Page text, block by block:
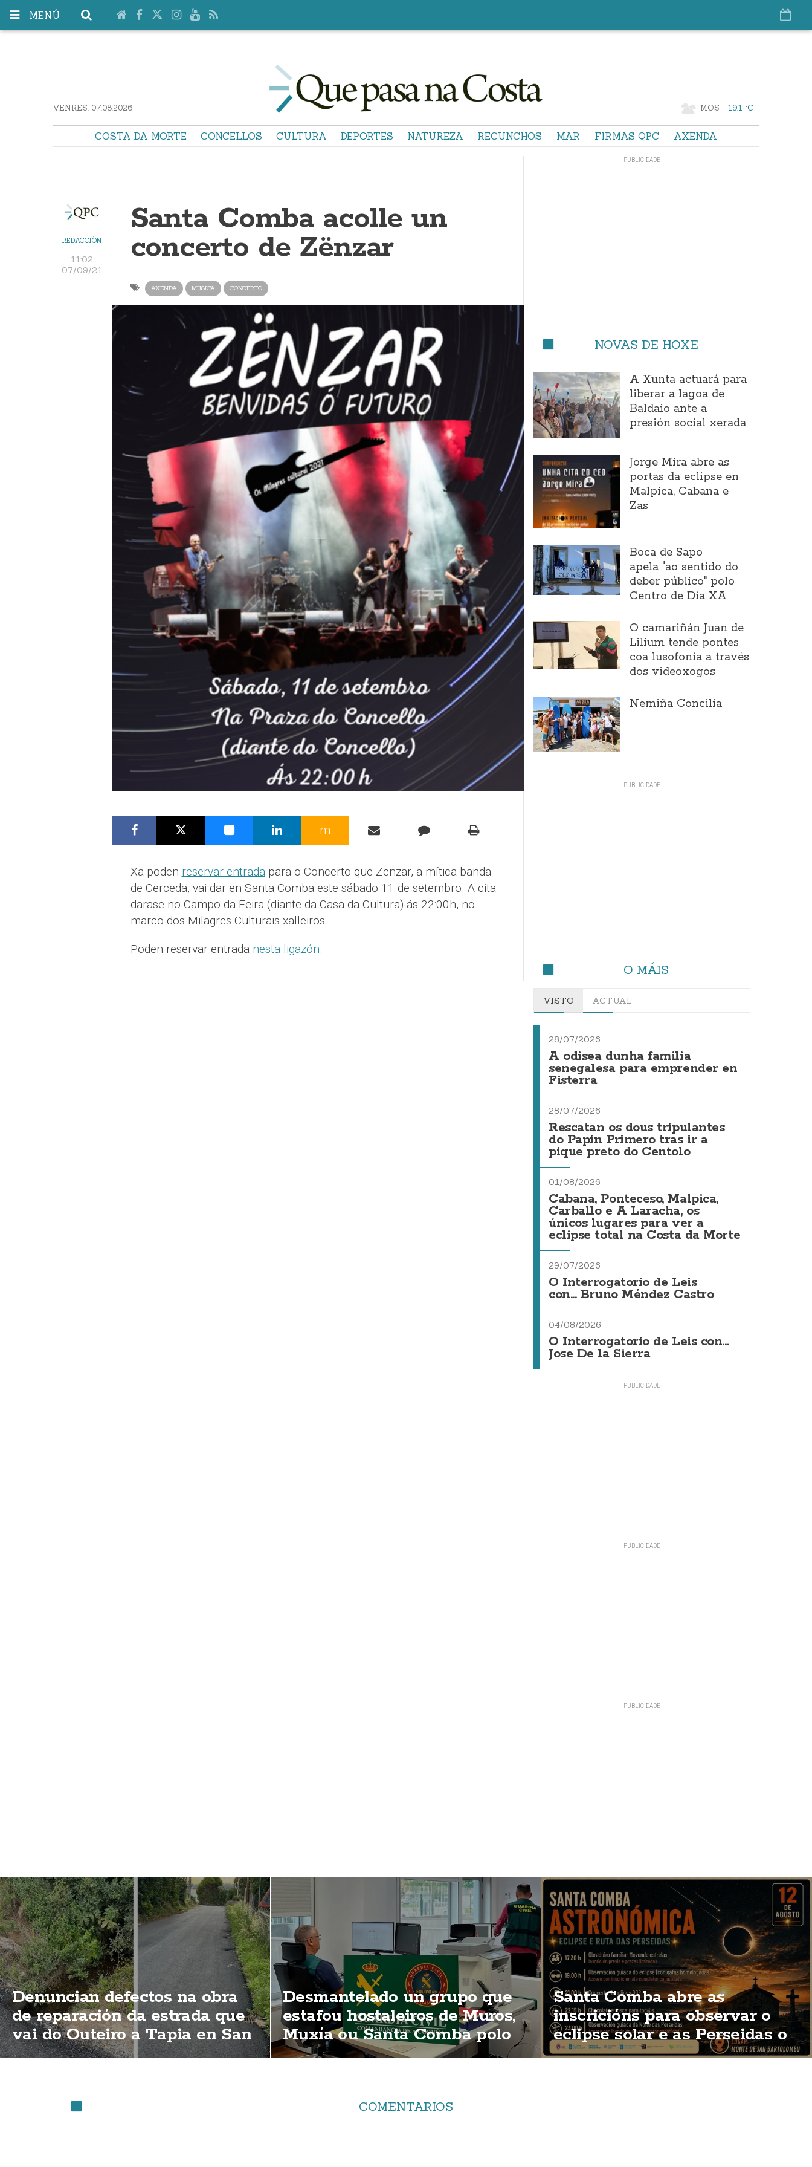
MENÚ
VENRES. 07.08.2026 MOS 19.1 °C
COSTA DA MORTE CONCELLOS CULTURA DEPORTES NATUREZA RECUNCHOS MAR FIRMAS QPC AXENDA
REDACCIÓN
11:02
07/09/21
Santa Comba acolle un
concerto de Zënzar
AXENDA MUSICA CONCERTO
m
Xa poden reservar entradapara o Concerto que Zënzar, a mítica banda
de Cerceda, vai dar en Santa Comba este sábado 11 de setembro. A cita
darase no Campo da Feira (diante da Casa da Cultura) ás 22:00h, no
marco dos Milagres Culturais xalleiros.
Poden reservar entrada nesta ligazón.
NOVAS DE HOXE
A Xunta actuará para
liberar a lagoa de
Baldaio ante a
presión social xerada
Jorge Mira abre as
portas da eclipse en
Malpica, Cabana e
Zas
Boca de Sapo
apela "ao sentido do
deber público" polo
Centro de Día XA
O camariñán Juan de
Lilium tende pontes
coa lusofonía a través
dos videoxogos
Nemiña Concilia
O MÁIS
VISTO ACTUAL
28/07/2026
A odisea dunha familia
senegalesa para emprender en
Fisterra
28/07/2026
Rescatan os dous tripulantes
do Papin Primero tras ir a
pique preto do Centolo
01/08/2026
Cabana, Ponteceso, Malpica,
Carballo e A Laracha, os
únicos lugares para ver a
eclipse total na Costa da Morte
29/07/2026
O Interrogatorio de Leis
con... Bruno Méndez Castro
04/08/2026
O Interrogatorio de Leis con...
Jose De la Sierra
Denuncian defectos na obra
de reparación da estrada que
vai do Outeiro a Tapia en San
Cristobo de Mallón
Desmantelado un grupo que
estafou hostaleiros de Muros,
Muxía ou Santa Comba polo
método do "corte de luz"
Santa Comba abre as
inscricións para observar o
eclipse solar e as Perseidas o
12 de agosto
COMENTARIOS